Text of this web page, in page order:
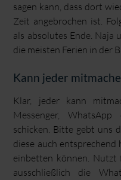
sagen kann, dass dort
Zeit angebrochen ist.
als absolutes Ende. Naja
die meisten Ferien in der
Kann jeder
Klar, jeder kann
Messenger,
schicken. Bitte gebt uns
diese auch
einbetten können. Nutzt
ausschließlich die